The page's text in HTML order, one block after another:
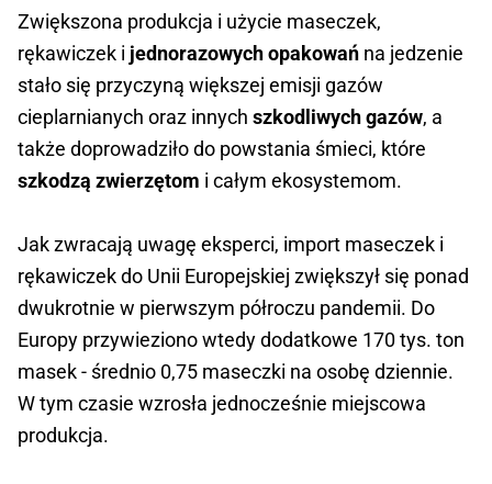
Zwiększona produkcja i użycie maseczek,
rękawiczek i jednorazowych opakowań na jedzenie
stało się przyczyną większej emisji gazów
cieplarnianych oraz innych szkodliwych gazów, a
także doprowadziło do powstania śmieci, które
szkodzą zwierzętom i całym ekosystemom.
Jak zwracają uwagę eksperci, import maseczek i
rękawiczek do Unii Europejskiej zwiększył się ponad
dwukrotnie w pierwszym półroczu pandemii. Do
Europy przywieziono wtedy dodatkowe 170 tys. ton
masek - średnio 0,75 maseczki na osobę dziennie.
W tym czasie wzrosła jednocześnie miejscowa
produkcja.